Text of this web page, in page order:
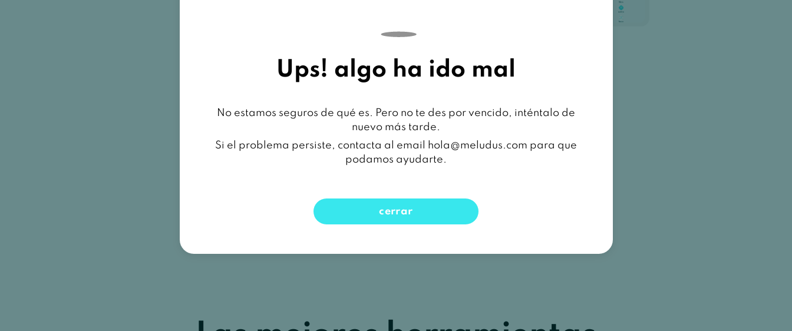
Ups! algo ha ido mal
No estamos seguros de qué es. Pero no te des por vencido, inténtalo de
nuevo más tarde.
Si el problema persiste, contacta al email hola@meludus.com para que
podamos ayudarte.
cerrar